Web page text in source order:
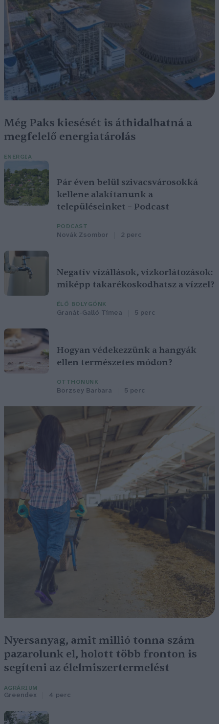
Még Paks kiesését is áthidalhatná a
megfelelő energiatárolás
ENERGIA
Pár éven belül szivacsvárosokká
kellene alakítanunk a
településeinket – Podcast
PODCAST
Novák Zsombor 2 perc
Negatív vízállások, vízkorlátozások:
miképp takarékoskodhatsz a vízzel?
ÉLŐ BOLYGÓNK
Granát-Galló Tímea 5 perc
Hogyan védekezzünk a hangyák
ellen természetes módon?
OTTHONUNK
Börzsey Barbara 5 perc
Nyersanyag, amit millió tonna szám
pazarolunk el, holott több fronton is
segíteni az élelmiszertermelést
AGRÁRIUM
Greendex 4 perc